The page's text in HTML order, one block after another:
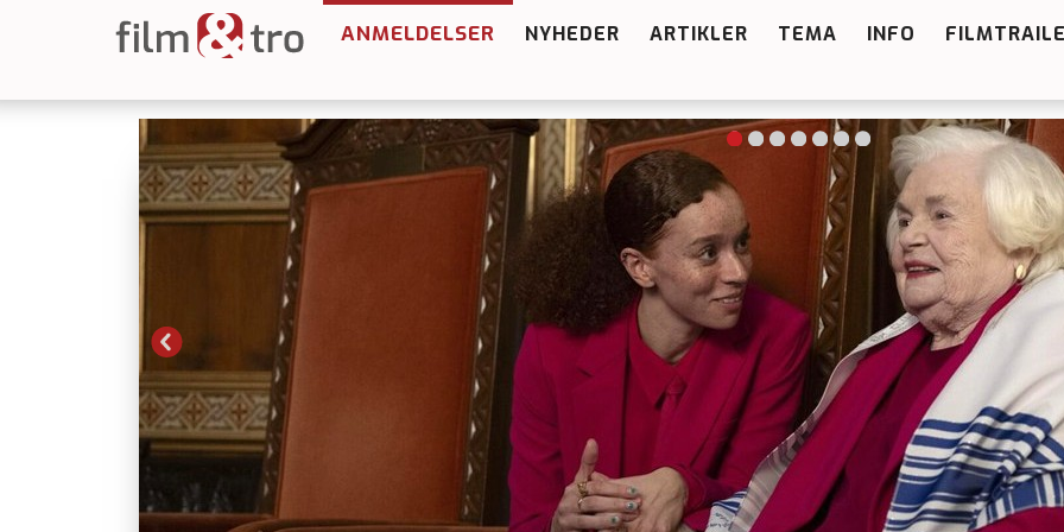
ANMELDELSER NYHEDER ARTIKLER TEMA INFO